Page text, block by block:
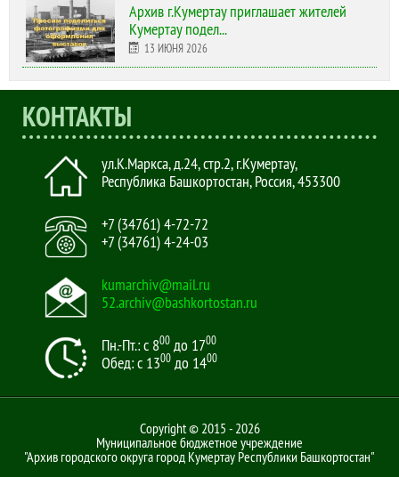
Архив г.Кумертау приглашает жителей
Кумертау подел...
13 ИЮНЯ 2026
КОНТАКТЫ
ул.К.Маркса, д.24, стр.2,г.Кумертау,
Республика Башкортостан, Россия,453300
+7 (34761) 4-72-72
+7 (34761) 4-24-03
kumarchiv@mail.ru
52.archiv@bashkortostan.ru
Пн.-Пт.: с 800 до 1700
Обед: с 1300 до 1400
Copyright © 2015 - 2026
Муниципальное бюджетное учреждение
"Архив городского округа город Кумертау Республики Башкортостан"